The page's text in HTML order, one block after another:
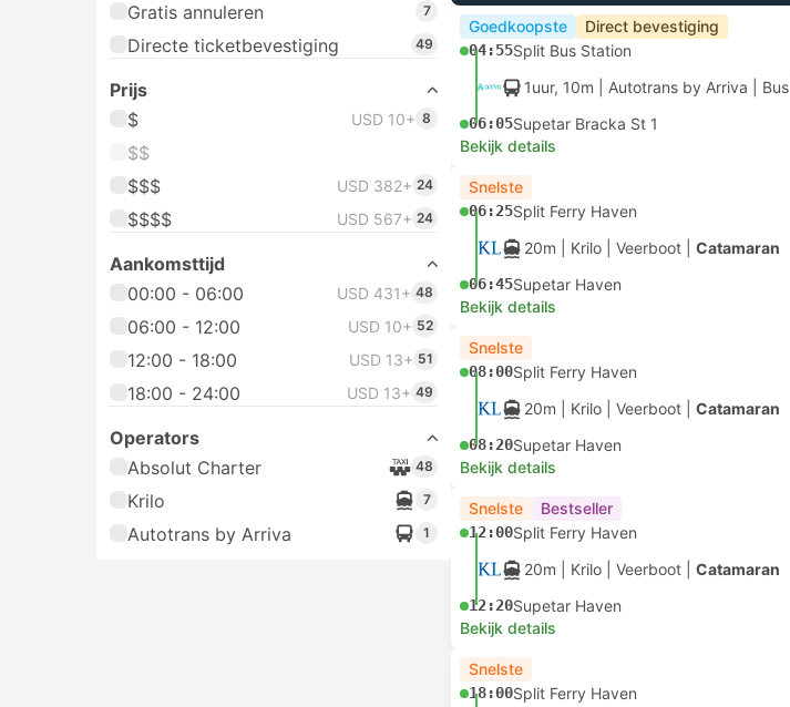
Gratis annuleren
7
Directe ticketbevestiging 49
Prijs
$
USD 10+ 8
$$
$$$
USD 382+ 24
$$$$ USD 567+ 24
Aankomsttijd
00:00 - 06:00
USD 431+ 48
06:00 - 12:00 USD 10+ 52
12:00 - 18:00 USD 13+ 51
18:00 - 24:00 USD 13+ 49
Operators
Absolut Charter
48
Krilo 7
Autotrans by Arriva 1
Goedkoopste Direct bevestiging
04:55Split Bus Station
1uur, 10m | Autotrans by Arriva Bus
06:05Supetar Bracka St 1
Bekijk details
Snelste
06:25Split Ferry Haven
20m | Krilo Veerboot Catamaran
06:45Supetar Haven
Bekijk details
Snelste
08:00Split Ferry Haven
20m | Krilo Veerboot Catamaran
08:20Supetar Haven
Bekijk details
Snelste Bestseller
12:00Split Ferry Haven
20m | Krilo Veerboot Catamaran
12:20Supetar Haven
Bekijk details
Snelste
18:00Split Ferry Haven